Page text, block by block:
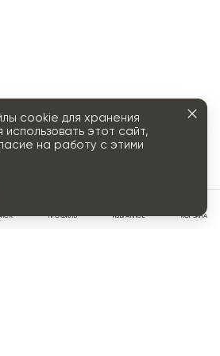
ПРОФИЛЬ ИЗБРАННОЕ КОРЗИНА
cookie для хранения
этот сайт,
на работу с этими